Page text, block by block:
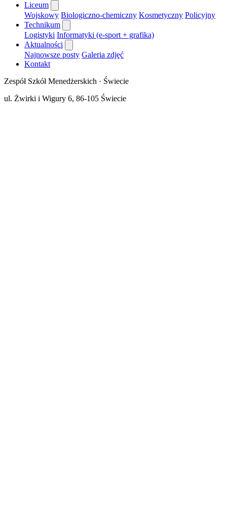
Liceum
Wojskowy Biologiczno-chemiczny Kosmetyczny Policyjny
Technikum
Logistyki Informatyki (e-sport + grafika)
Aktualności
Najnowsze posty Galeria zdjęć
Kontakt
Zespół Szkół Menedżerskich · Świecie
ul. Żwirki i Wigury 6, 86-105 Świecie